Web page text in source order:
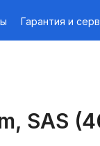
Гарантия и
SAS